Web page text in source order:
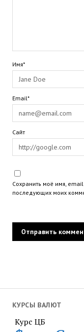
КУРСЫ ВАЛЮТ
Курс ЦБ
Имя*
Email*
Сайт
Сохранить моё имя,
последующих моих